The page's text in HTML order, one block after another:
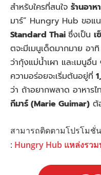
สำหรับใครที่สนใจ ร้านอาห
มาร์” Hungry Hub ขอแ
Standard Thai ซึ่งเป็น เ
ตจะมีเมนูเด็ดมากมาย อา
ว่ากุ้งแม่น้ำเผา และเมนูอื่
ความอร่อยจะเริ่มต้นอยู่ที่
ว่า ถ้าอยากพลาด อาหาร
กีมาร์ (Marie Guimar) ต้
สามารถติดตามโปรโมชั่
: Hungry Hub แหล่งรว